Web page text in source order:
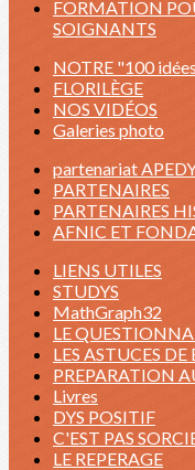
FORMATION
SOIGNANTS
NOTRE "100
FLORILÈGE
NOS VIDÉOS
Galeries photo
partenariat
PARTENAIRES
PARTENAIRES
AFNIC ET
LIENS UTILES
STUDYS
MathGraph32
LE
LES ASTUCES
PREPARATION
Livres
DYS POSITIF
C'EST PAS
LE REPERAGE